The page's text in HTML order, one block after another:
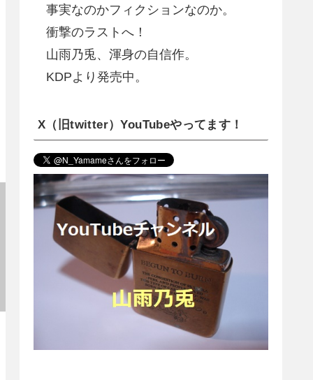
事実なのかフィクションなのか。
衝撃のラストへ！
山雨乃兎、渾身の自信作。
KDPより発売中。
X（旧twitter）YouTubeやってます！